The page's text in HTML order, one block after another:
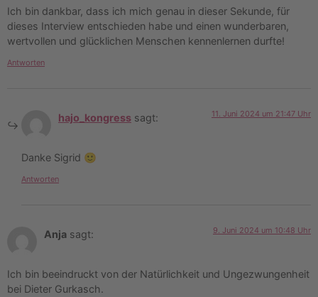
Ich bin dankbar, dass ich mich genau in dieser Sekunde, für
dieses Interview entschieden habe und einen wunderbaren,
wertvollen und glücklichen Menschen kennenlernen durfte!
Antworten
hajo_kongress sagt: 11. Juni 2024 um 21:47 Uhr
Danke Sigrid 🙂
Antworten
Anja sagt: 9. Juni 2024 um 10:48 Uhr
Ich bin beeindruckt von der Natürlichkeit und Ungezwungenheit
bei Dieter Gurkasch.